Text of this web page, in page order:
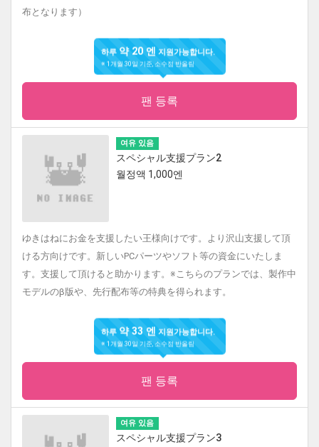
布となります）
하루약 20 엔 지원가능합니다.
※ 1개월 30일 기준, 소수점 반올림
팬 등록
여유 있음
スペシャル支援プラン2
월정액 1,000엔
ゆきはねにお金を支援したい王様向けです。より沢山支援して頂
ける方向けです。新しいPCパーツやソフト等の資金にいたしま
す。支援して頂けると助かります。※こちらのプランでは、製作中
モデルのβ版や、先行配布等の特典を得られます。
하루약 33 엔지원가능합니다.
※ 1개월 30일 기준, 소수점 반올림
팬 등록
여유 있음
スペシャル支援プラン3